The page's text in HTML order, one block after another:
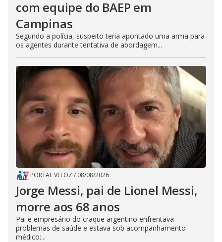
com equipe do BAEP em
Campinas
Segundo a polícia, suspeito teria apontado uma arma para
os agentes durante tentativa de abordagem...
PORTAL VELOZ / 08/08/2026
Jorge Messi, pai de Lionel Messi,
morre aos 68 anos
Pai e empresário do craque argentino enfrentava
problemas de saúde e estava sob acompanhamento
médico;...